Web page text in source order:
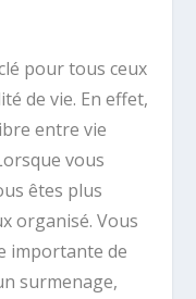
pour tous ceux
de vie. En effet,
entre vie
vous
êtes plus
organisé. Vous
importante de
surmenage,